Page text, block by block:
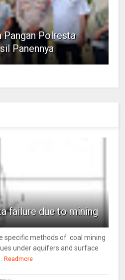
Pangan Polresta
Panennya
failure due to mining
specific methods of coal mining
under aquifers and surface
Readmore